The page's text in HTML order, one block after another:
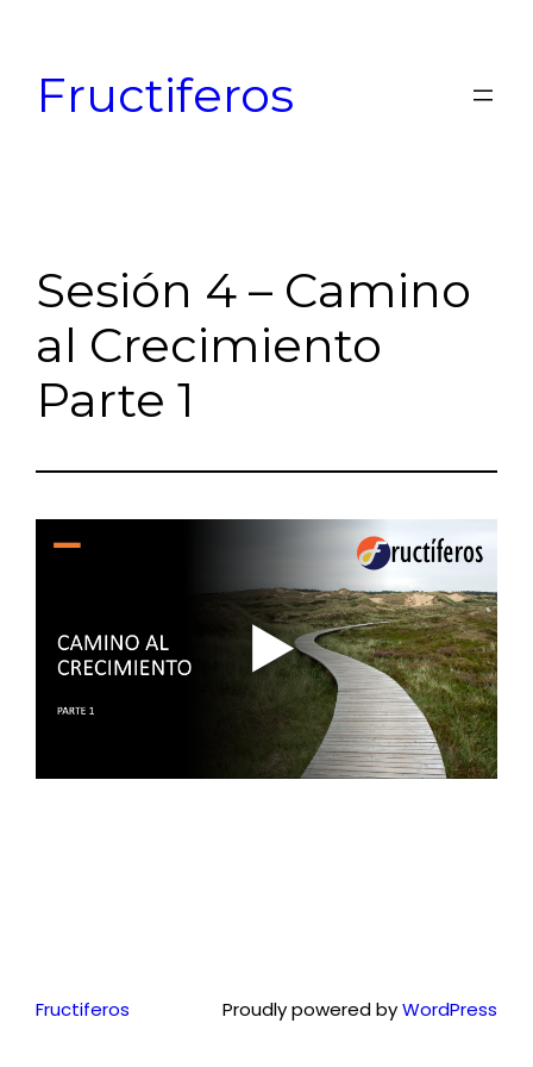
content
Fructiferos
Sesión 4 – Camino
al Crecimiento
Parte 1
Fructiferos Proudly powered byWordPress